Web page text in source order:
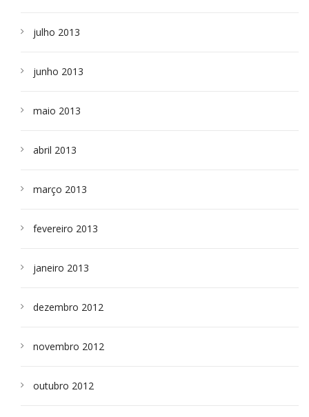
julho 2013
junho 2013
maio 2013
abril 2013
março 2013
fevereiro 2013
janeiro 2013
dezembro 2012
novembro 2012
outubro 2012